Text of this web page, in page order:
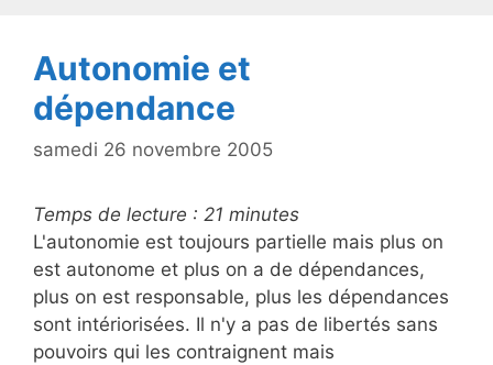
Autonomie et
dépendance
samedi 26 novembre 2005
Temps de lecture : 21 minutes
L'autonomie est toujours partielle mais plus on
est autonome et plus on a de dépendances,
plus on est responsable, plus les dépendances
sont intériorisées. Il n'y a pas de libertés sans
pouvoirs qui les contraignent mais